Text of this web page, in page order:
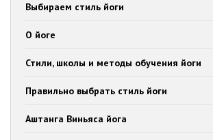
Выбираем стиль йоги
О йоге
Стили, школы и методы обучения йоги
Правильно выбрать стиль йоги
Аштанга Виньяса йога